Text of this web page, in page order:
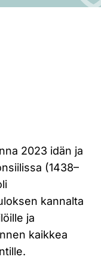
2023 idän ja
(1438–
kannalta
ja
kaikkea